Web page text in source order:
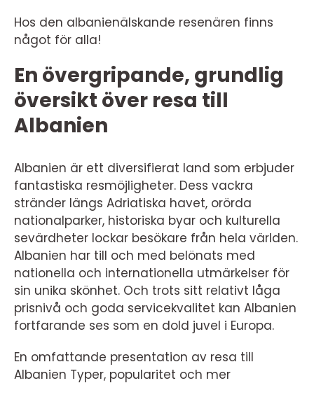
Hos den albanienälskande resenären finns
något för alla!
En övergripande, grundlig
översikt över resa till
Albanien
Albanien är ett diversifierat land som erbjuder
fantastiska resmöjligheter. Dess vackra
stränder längs Adriatiska havet, orörda
nationalparker, historiska byar och kulturella
sevärdheter lockar besökare från hela världen.
Albanien har till och med belönats med
nationella och internationella utmärkelser för
sin unika skönhet. Och trots sitt relativt låga
prisnivå och goda servicekvalitet kan Albanien
fortfarande ses som en dold juvel i Europa.
En omfattande presentation av resa till
Albanien Typer, popularitet och mer